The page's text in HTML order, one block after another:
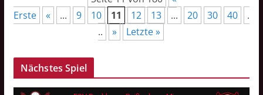
Erste
« ... 9 10 11 12 13 ... 20 30 40
.
..
» Letzte »
Nächstes Spiel